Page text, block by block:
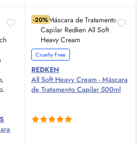
-20%
Cruelty Free
REDKEN
All Soft HeavyCream - Máscara
de Tratamento Capilar 500ml